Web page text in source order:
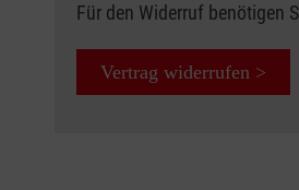
Für den Widerruf benötigen
Vertrag widerrufen >